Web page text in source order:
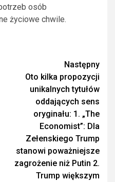
osób
życiowe chwile.
Następny
Oto kilka propozycji
unikalnych tytułów
oddających sens
oryginału: 1. „The
Economist”: Dla
Zełenskiego Trump
stanowi poważniejsze
zagrożenie niż Putin 2.
Trump większym